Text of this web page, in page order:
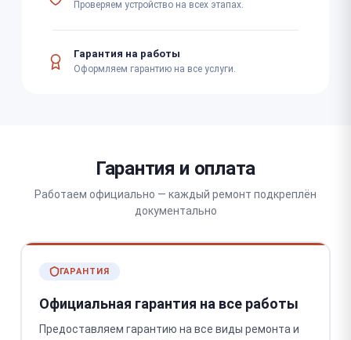
Проверяем устройство на всех этапах.
Гарантия на работы
Оформляем гарантию на все услуги.
Гарантия и оплата
Работаем официально — каждый ремонт подкреплён
документально
ГАРАНТИЯ
Официальная гарантия на все работы
Предоставляем гарантию на все виды ремонта и